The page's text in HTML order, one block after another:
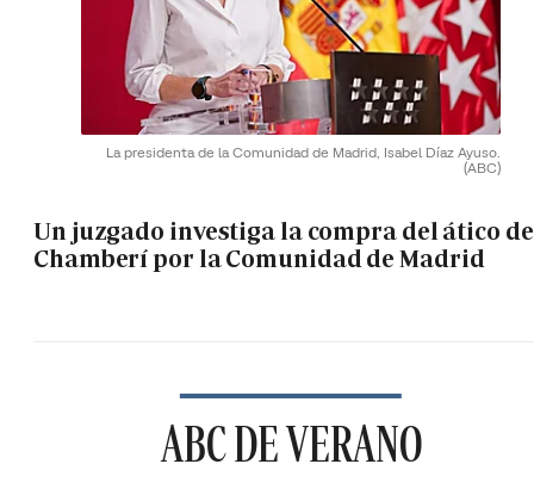
La presidenta de la Comunidad de Madrid, Isabel Díaz Ayuso.
(ABC)
Un juzgado investiga la compra del ático de
Chamberí por la Comunidad de Madrid
ABC DE VERANO